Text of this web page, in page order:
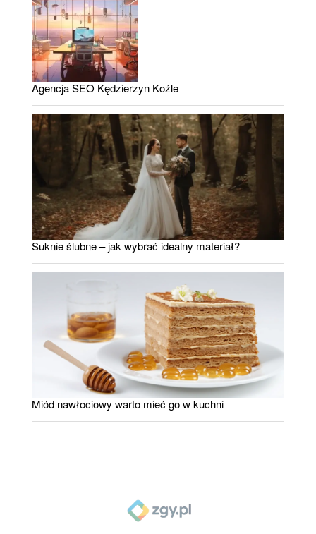
Agencja SEO Kędzierzyn Koźle
Suknie ślubne – jak wybrać idealny materiał?
Miód nawłociowy warto mieć go w kuchni